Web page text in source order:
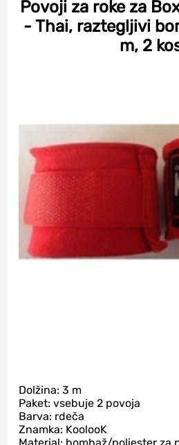
Povoji za roke za
- Thai, raztegljivi
m, 2
Dolžina: 3 m
Paket: vsebuje 2 povoja
Barva: rdeča
Znamka: KoolooK
Material: bombaž/poliester za